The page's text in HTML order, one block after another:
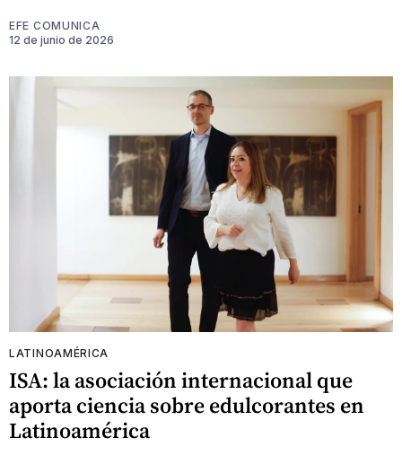
EFE COMUNICA
12 de junio de 2026
LATINOAMÉRICA
ISA: la asociación internacional que
aporta ciencia sobre edulcorantes en
Latinoamérica